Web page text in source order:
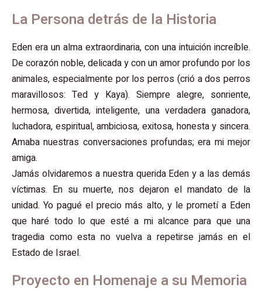
La Persona detrás de la Historia
Eden era un alma extraordinaria, con una intuición increíble.
De corazón noble, delicada y con un amor profundo por los
animales, especialmente por los perros (crió a dos perros
maravillosos: Ted y Kaya). Siempre alegre, sonriente,
hermosa, divertida, inteligente, una verdadera ganadora,
luchadora, espiritual, ambiciosa, exitosa, honesta y sincera.
Amaba nuestras conversaciones profundas; era mi mejor
amiga.
Jamás olvidaremos a nuestra querida Eden y a las demás
víctimas. En su muerte, nos dejaron el mandato de la
unidad. Yo pagué el precio más alto, y le prometí a Eden
que haré todo lo que esté a mi alcance para que una
tragedia como esta no vuelva a repetirse jamás en el
Estado de Israel.
Proyecto en Homenaje a su Memoria